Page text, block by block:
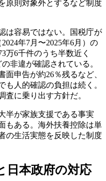
原則対象外とするなど制度
は容易ではない。国税庁が
年7月〜2025年6月）の
万6千件のうち半数近く
非違が確認されている。
申告が約26％残るなど、
も人的確認の負担は続く。
査に乗り出す方針だ。
半が家族支援である事実
もある。海外扶養控除は単
の生活実態を反映した制度
日本政府の対応